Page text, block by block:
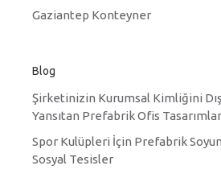
Gaziantep Konteyner
Blog
Şirketinizin Kurumsal Kimliğini
Yansıtan Prefabrik Ofis
Spor Kulüpleri İçin Prefabrik
Sosyal Tesisler